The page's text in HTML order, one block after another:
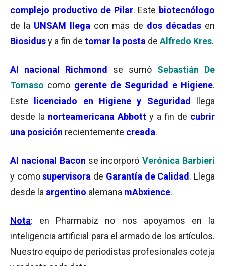
complejo productivo de Pilar. Este biotecnólogo
de la UNSAM llega con más de dos décadas en
Biosidusy a fin de tomar la posta de Alfredo Kres.
Al nacional Richmond se sumó Sebastián De
Tomaso como gerente de Seguridad e Higiene.
Este
licenciado en Higiene y Seguridad
llega
desde la norteamericana Abbott y a fin de cubrir
una posición recientemente creada.
Al nacional Bacon se incorporó Verónica Barbieri
y comosupervisora de Garantía de Calidad . Llega
desde la argentino alemana mAbxience.
Nota: en Pharmabiz no nos apoyamos en la
inteligencia artificial para el armado de los artículos.
Nuestro equipo de periodistas profesionales coteja